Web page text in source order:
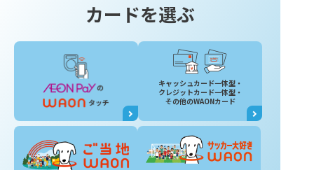
カードを選ぶ
キャッシュカード一体型・
クレジットカード一体型・
その他のWAONカード